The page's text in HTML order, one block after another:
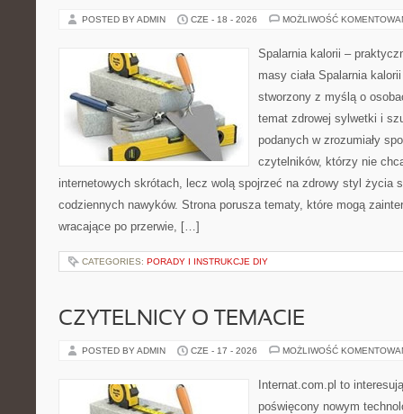
POSTED BY ADMIN CZE - 18 - 2026 MOŻLIWOŚĆ
Spalarnia kalorii –
masy ciała Spalarnia
stworzony z myślą o
temat zdrowej sylwetki i
podanych w zrozumiały
czytelników, którzy nie
internetowych skrótach, lecz wolą spojrzeć na zdrowy styl życia
codziennych nawyków. Strona porusza tematy, które mogą
wracające po przerwie, […]
CATEGORIES: PORADY I INSTRUKCJE DIY
CZYTELNICY O TEMACIE
POSTED BY ADMIN CZE - 17 - 2026 MOŻLIWOŚĆ
Internat.com.pl to
poświęcony nowym